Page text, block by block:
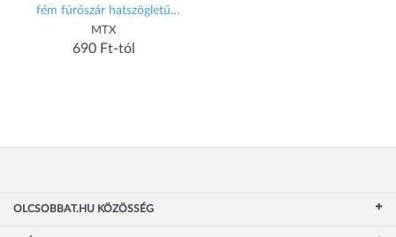
fém fúrószár hatszögletű
befogással
MTX
690 Ft-tól
OLCSOBBAT.HU KÖZÖSSÉG